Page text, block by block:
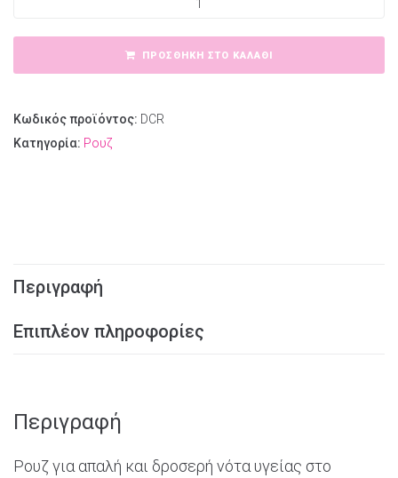
ΠΡΟΣΘΉΚΗ ΣΤΟ ΚΑΛΆΘΙ
Κωδικός προϊόντος: DCR
Κατηγορία: Ρουζ
Περιγραφή
Επιπλέον πληροφορίες
Περιγραφή
Ρουζ για απαλή και δροσερή νότα υγείας στο